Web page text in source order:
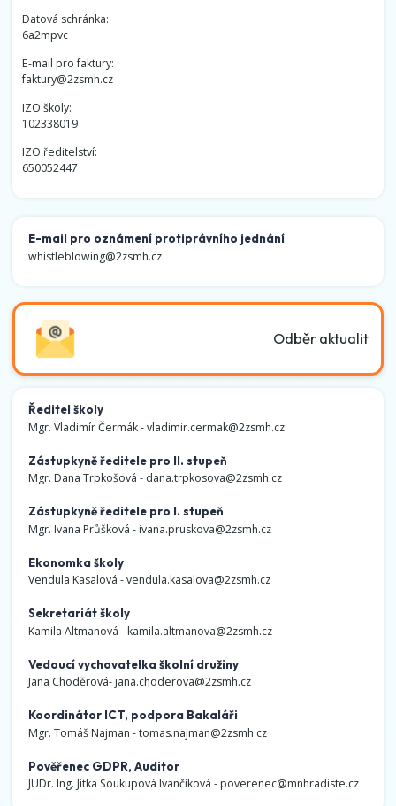
Datová schránka:
6a2mpvc
E-mail pro faktury:
faktury@2zsmh.cz
IZO školy:
102338019
IZO ředitelství:
650052447
E-mail pro oznámení protiprávního jednání
whistleblowing@2zsmh.cz
Odběr aktualit
Ředitel školy
Mgr. Vladimír Čermák -vladimir.cermak@2zsmh.cz
Zástupkyně ředitele pro II. stupeň
Mgr. Dana Trpkošová - dana.trpkosova@2zsmh.cz
Zástupkyně ředitele pro I. stupeň
Mgr. Ivana Průšková -ivana.pruskova@2zsmh.cz
Ekonomka školy
Vendula Kasalová -vendula.kasalova@2zsmh.cz
Sekretariát školy
Kamila Altmanová -kamila.altmanova@2zsmh.cz
Vedoucí vychovatelka školní družiny
Jana Choděrová-jana.choderova@2zsmh.cz
Koordinátor ICT, podpora Bakaláři
Mgr. Tomáš Najman -tomas.najman@2zsmh.cz
Pověřenec GDPR, Auditor
JUDr. Ing. Jitka Soukupová Ivančíková -poverenec@mnhradiste.cz